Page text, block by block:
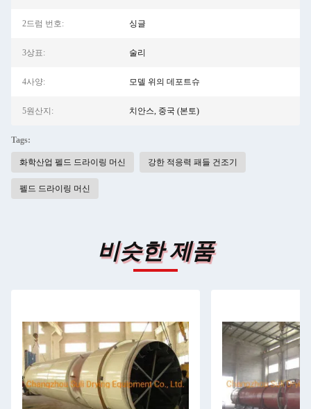
2드럼 번호: 싱글
3상표: 술리
4사양: 모델 위의 데포트슈
5원산지: 치안스, 중국 (본토)
Tags:
화학산업 펠드 드라이링 머신 강한 적응력 패들 건조기
펠드 드라이링 머신
비슷한 제품